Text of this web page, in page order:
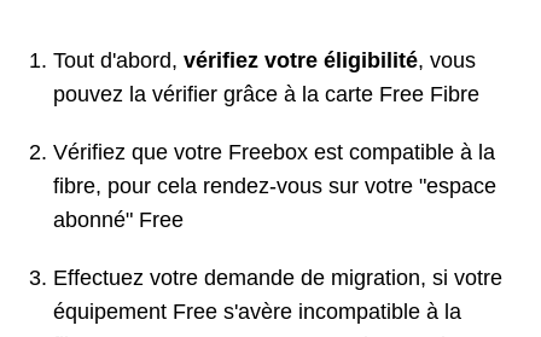
Tout d'abord, vérifiez votre éligibilité, vous
pouvez la vérifier grâce à la carte Free Fibre
Vérifiez que votre Freebox est compatible à la
fibre, pour cela rendez-vous sur votre "espace
abonné" Free
Effectuez votre demande de migration, si votre
équipement Free s'avère incompatible à la